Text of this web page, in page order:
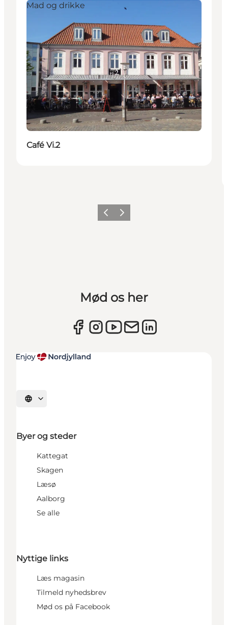
Mad og drikke
Café Vi.2
ForrigeNæste
Mød os her
Vælg sprog
Byer og steder
Kattegat
Skagen
Læsø
Aalborg
Se alle
Nyttige links
Læs magasin
Tilmeld nyhedsbrev
Mød os på Facebook